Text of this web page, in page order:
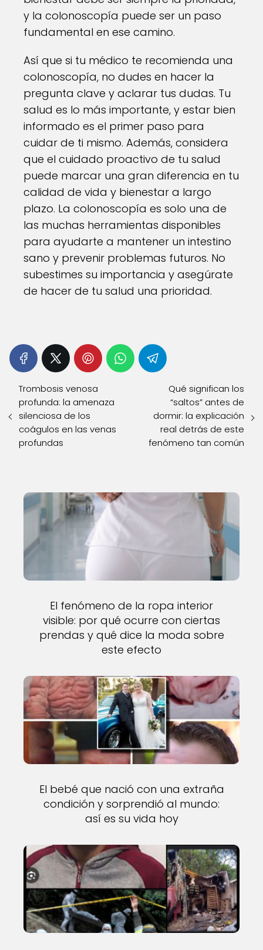
y la colonoscopía puede ser un paso
fundamental en ese camino.
Así que si tu médico te recomienda una
colonoscopía, no dudes en hacer la
pregunta clave y aclarar tus dudas. Tu
salud es lo más importante, y estar bien
informado es el primer paso para
cuidar de ti mismo. Además, considera
que el cuidado proactivo de tu salud
puede marcar una gran diferencia en tu
calidad de vida y bienestar a largo
plazo. La colonoscopía es solo una de
las muchas herramientas disponibles
para ayudarte a mantener un intestino
sano y prevenir problemas futuros. No
subestimes su importancia y asegúrate
de hacer de tu salud una prioridad.
Trombosis venosa
profunda: la amenaza
silenciosa de los
coágulos en las venas
profundas
Qué significan los
“saltos” antes de
dormir: la explicación
real detrás de este
fenómeno tan común
El fenómeno de la ropa interior
visible: por qué ocurre con ciertas
prendas y qué dice la moda sobre
este efecto
El bebé que nació con una extraña
condición y sorprendió al mundo:
así es su vida hoy